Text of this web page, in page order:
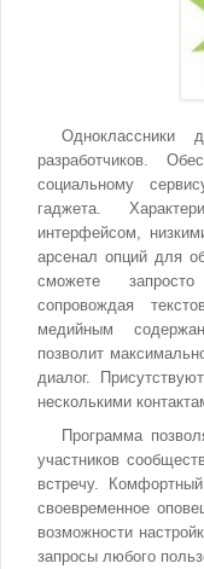
разработчиков.
социальному
гаджета.
интерфейсом,
арсенал опций для
сможете
сопровождая
медийным
позволит
диалог.
несколькими
Программа
участников
встречу.
своевременное
возможности
запросы любого